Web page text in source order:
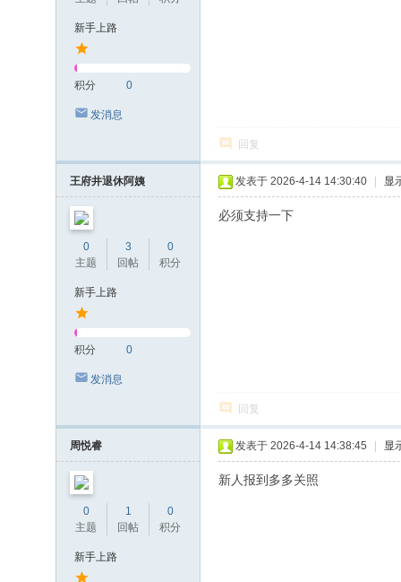
新手上路
积分 0
发消息
回复
王府井退休阿姨
0
主题
3
回帖
0
积分
新手上路
积分 0
发消息
发表于 2026-4-14 14:30:40 显
必须支持一下
回复
周悦睿
0
主题
1
回帖
0
积分
新手上路
发表于 2026-4-14 14:38:45 显
新人报到多多关照